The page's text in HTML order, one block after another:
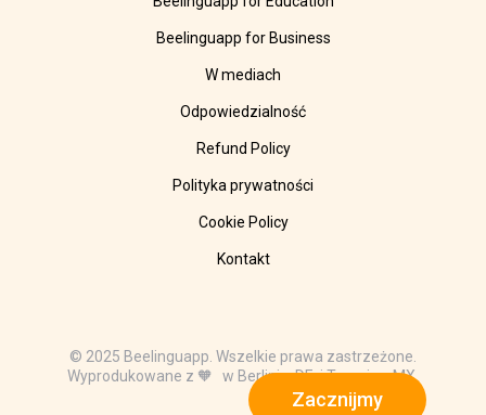
Zacznijmy
Beelinguapp for Business
W mediach
Odpowiedzialność
Refund Policy
Polityka prywatności
Cookie Policy
Kontakt
© 2025 Beelinguapp. Wszelkie prawa zastrzeżone.
Wyprodukowane z 🧡 w Berlinie, DE, i Tampico, MX.